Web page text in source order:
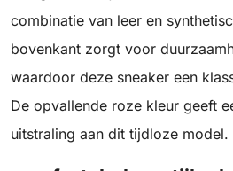
combinatie van leer en
bovenkant zorgt voor
waardoor deze sneaker een
De opvallende roze kleur geeft
uitstraling aan dit tijdloze model.